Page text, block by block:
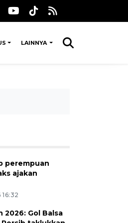
LAINNYA
perempuan
ajakan
2026: Gol Balsa